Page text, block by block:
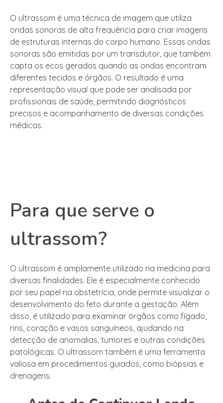
O ultrassom é uma técnica de imagem que utiliza
ondas sonoras de alta frequência para criar imagens
de estruturas internas do corpo humano. Essas ondas
sonoras são emitidas por um transdutor, que também
capta os ecos gerados quando as ondas encontram
diferentes tecidos e órgãos. O resultado é uma
representação visual que pode ser analisada por
profissionais de saúde, permitindo diagnósticos
precisos e acompanhamento de diversas condições
médicas.
Para que serve o
ultrassom?
O ultrassom é amplamente utilizado na medicina para
diversas finalidades. Ele é especialmente conhecido
por seu papel na obstetrícia, onde permite visualizar o
desenvolvimento do feto durante a gestação. Além
disso, é utilizado para examinar órgãos como fígado,
rins, coração e vasos sanguíneos, ajudando na
detecção de anomalias, tumores e outras condições
patológicas. O ultrassom também é uma ferramenta
valiosa em procedimentos guiados, como biópsias e
drenagens.